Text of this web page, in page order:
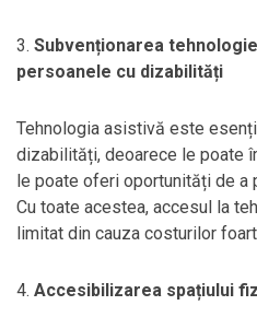
3. Subvenționarea
persoanele cu dizabilități
Tehnologia asistivă este
dizabilități, deoarece le poate
le poate oferi oportunități de a
Cu toate acestea, accesul la
limitat din cauza costurilor
4. Accesibilizarea spațiului